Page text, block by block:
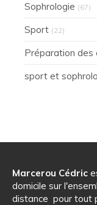
Sophrologie (67)
Sport (22)
Préparation des
sport et
Marcerou Cédric
domicile sur
distance pour tout